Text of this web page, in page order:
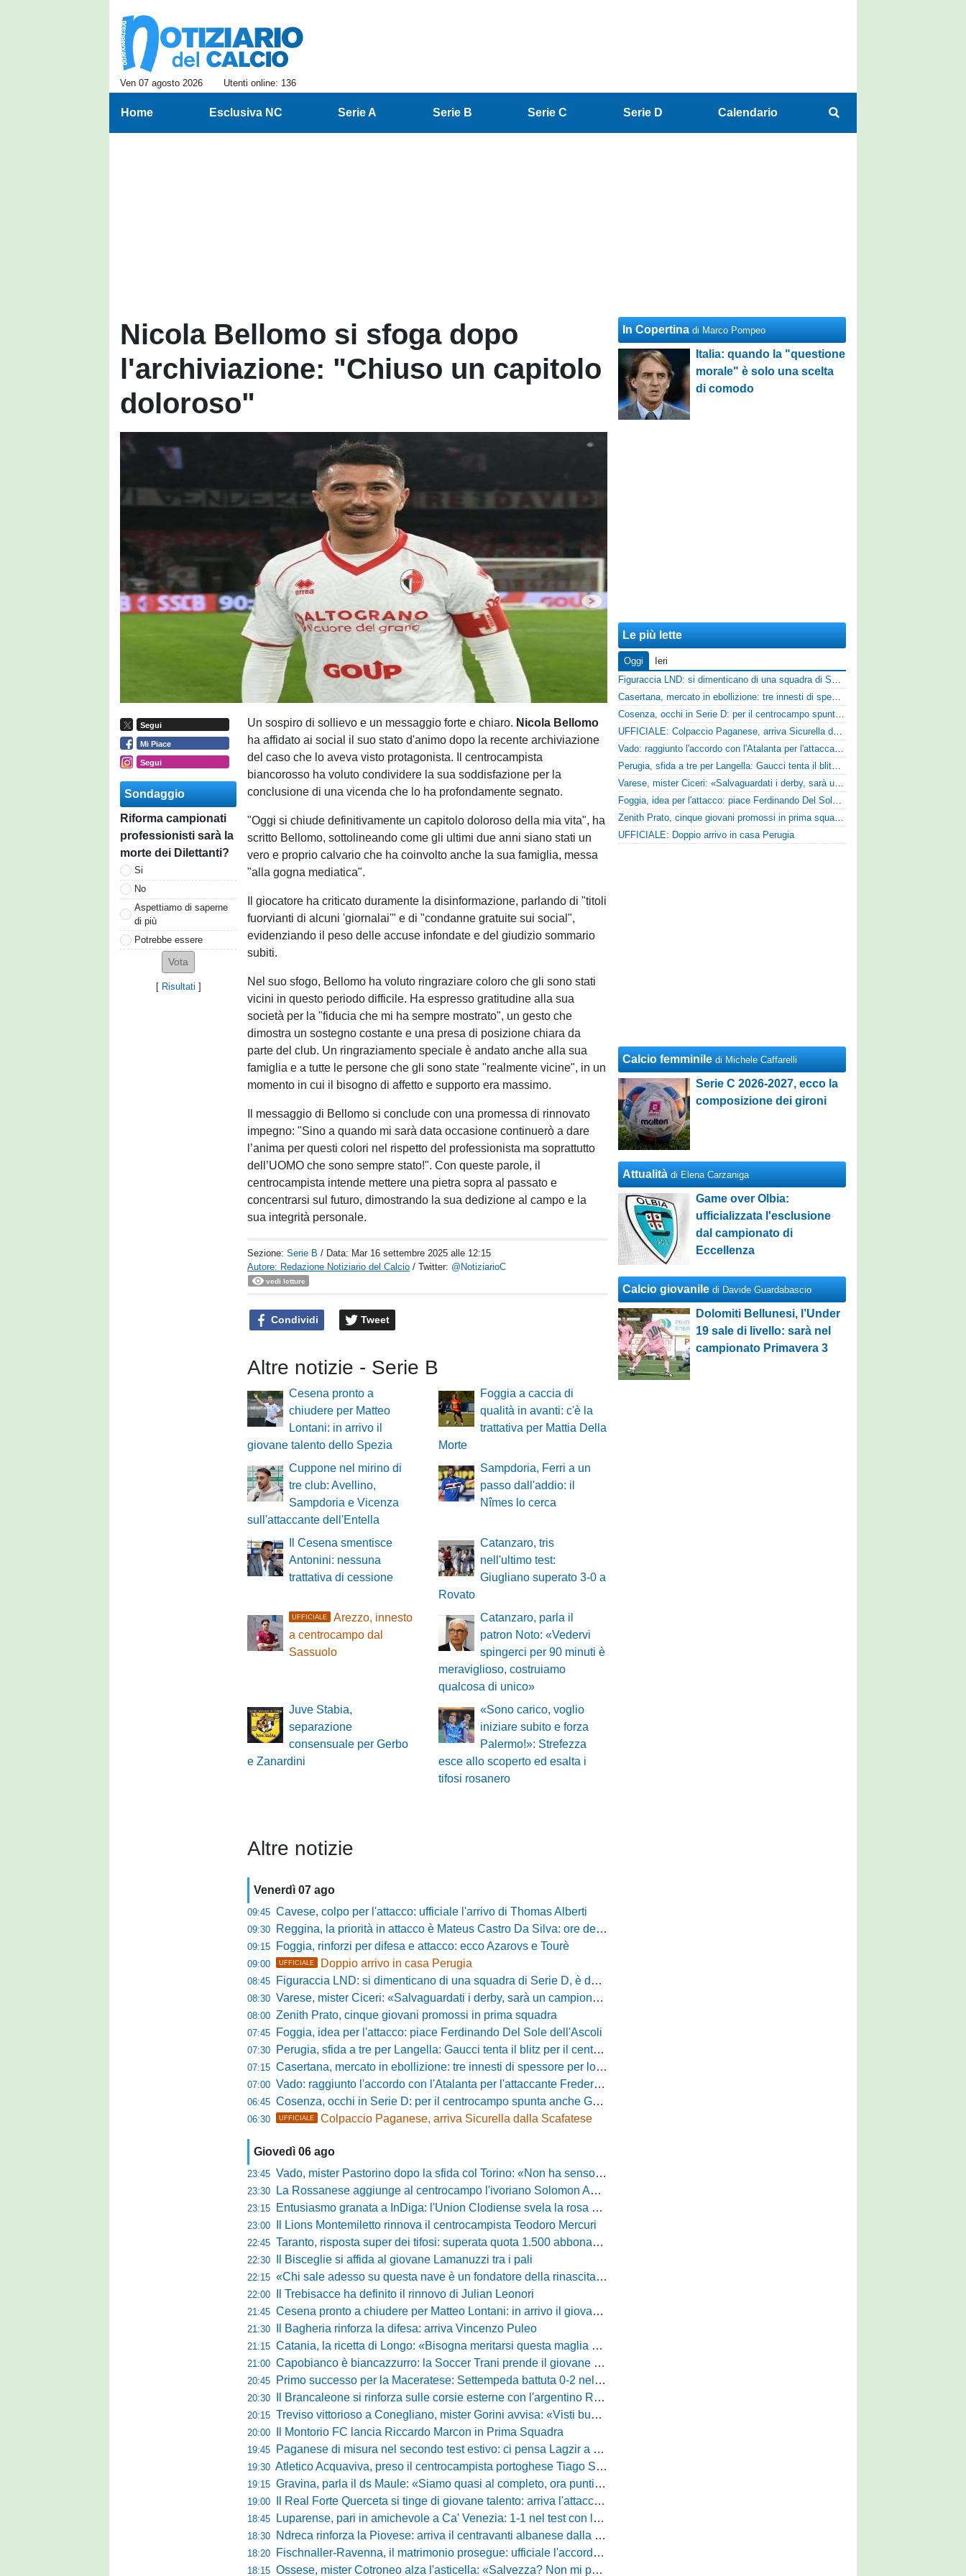
Ven 07 agosto 2026 Utenti online: 136
Home Esclusiva NC Serie A Serie B Serie C Serie D Calendario
Nicola Bellomo si sfoga dopo
l'archiviazione: "Chiuso un capitolo
doloroso"
Segui
Mi Piace
Segui
Sondaggio
Riforma campionati
professionisti sarà la
morte dei Dilettanti?
Si
No
Aspettiamo di saperne
di più
Potrebbe essere
[ Risultati ]
Un sospiro di sollievo e un messaggio forte e chiaro. Nicola Bellomo
ha affidato ai social il suo stato d'animo dopo la recente archiviazione
del caso che lo aveva visto protagonista. Il centrocampista
biancorosso ha voluto condividere la sua soddisfazione per la
conclusione di una vicenda che lo ha profondamente segnato.
"Oggi si chiude definitivamente un capitolo doloroso della mia vita", ha
scritto Bellomo, sottolineando come gli ultimi due anni siano stati un
vero e proprio calvario che ha coinvolto anche la sua famiglia, messa
"alla gogna mediatica".
Il giocatore ha criticato duramente la disinformazione, parlando di "titoli
fuorvianti di alcuni 'giornalai'" e di "condanne gratuite sui social",
evidenziando il peso delle accuse infondate e del giudizio sommario
subiti.
Nel suo sfogo, Bellomo ha voluto ringraziare coloro che gli sono stati
vicini in questo periodo difficile. Ha espresso gratitudine alla sua
società per la "fiducia che mi ha sempre mostrato", un gesto che
dimostra un sostegno costante e una presa di posizione chiara da
parte del club. Un ringraziamento speciale è andato anche alla sua
famiglia e a tutte le persone che gli sono state "realmente vicine", in un
momento in cui il bisogno di affetto e supporto era massimo.
Il messaggio di Bellomo si conclude con una promessa di rinnovato
impegno: "Sino a quando mi sarà data occasione continuerò a dare
l’anima per questi colori nel rispetto del professionista ma soprattutto
dell’UOMO che sono sempre stato!". Con queste parole, il
centrocampista intende mettere una pietra sopra al passato e
concentrarsi sul futuro, dimostrando la sua dedizione al campo e la
sua integrità personale.
Sezione:Serie B / Data: Mar 16 settembre 2025 alle 12:15
Autore: Redazione Notiziario del Calcio / Twitter: @NotiziarioC
vedi letture
Condividi Tweet
Altre notizie - Serie B
Cesena pronto a
chiudere per Matteo
Lontani: in arrivo il
giovane talento dello Spezia
Foggia a caccia di
qualità in avanti: c'è la
trattativa per Mattia Della
Morte
Cuppone nel mirino di
tre club: Avellino,
Sampdoria e Vicenza
sull'attaccante dell'Entella
Sampdoria, Ferri a un
passo dall'addio: il
Nîmes lo cerca
Il Cesena smentisce
Antonini: nessuna
trattativa di cessione
Catanzaro, tris
nell'ultimo test:
Giugliano superato 3-0 a
Rovato
UFFICIALE
Arezzo, innesto
a centrocampo dal
Sassuolo
Catanzaro, parla il
patron Noto: «Vedervi
spingerci per 90 minuti è
meraviglioso, costruiamo
qualcosa di unico»
Juve Stabia,
separazione
consensuale per Gerbo
e Zanardini
«Sono carico, voglio
iniziare subito e forza
Palermo!»: Strefezza
esce allo scoperto ed esalta i
tifosi rosanero
Altre notizie
Venerdì 07 ago
09:45 Cavese, colpo per l'attacco: ufficiale l'arrivo di Thomas Alberti
09:30 Reggina, la priorità in attacco è Mateus Castro Da Silva: ore decisive per la fumata bianca
09:15 Foggia, rinforzi per difesa e attacco: ecco Azarovs e Tourè
09:00 UFFICIALE Doppio arrivo in casa Perugia
08:45 Figuraccia LND: si dimenticano di una squadra di Serie D, è da rifare il programma Coppa Italia
08:30 Varese, mister Ciceri: «Salvaguardati i derby, sarà un campionato avvincente»
08:00 Zenith Prato, cinque giovani promossi in prima squadra
07:45 Foggia, idea per l'attacco: piace Ferdinando Del Sole dell'Ascoli
07:30 Perugia, sfida a tre per Langella: Gaucci tenta il blitz per il centrocampista del Cosenza
07:15 Casertana, mercato in ebollizione: tre innesti di spessore per lo scacchiere di Vinicio Espinal
07:00 Vado: raggiunto l'accordo con l'Atalanta per l'attaccante Frederick Samuel Ndongue
06:45 Cosenza, occhi in Serie D: per il centrocampo spunta anche Gerardo Di Gilio
06:30 UFFICIALE Colpaccio Paganese, arriva Sicurella dalla Scafatese
Giovedì 06 ago
23:45 Vado, mister Pastorino dopo la sfida col Torino: «Non ha senso chiudersi e fare le barricate»
23:30 La Rossanese aggiunge al centrocampo l'ivoriano Solomon Andrews Manu
23:15 Entusiasmo granata a InDiga: l'Union Clodiense svela la rosa per la nuova annata
23:00 Il Lions Montemiletto rinnova il centrocampista Teodoro Mercuri
22:45 Taranto, risposta super dei tifosi: superata quota 1.500 abbonamenti
22:30 Il Bisceglie si affida al giovane Lamanuzzi tra i pali
22:15 «Chi sale adesso su questa nave è un fondatore della rinascita»: Davis carica l'ambiente Messina
22:00 Il Trebisacce ha definito il rinnovo di Julian Leonori
21:45 Cesena pronto a chiudere per Matteo Lontani: in arrivo il giovane talento dello Spezia
21:30 Il Bagheria rinforza la difesa: arriva Vincenzo Puleo
21:15 Catania, la ricetta di Longo: «Bisogna meritarsi questa maglia ogni singolo giorno»
21:00 Capobianco è biancazzurro: la Soccer Trani prende il giovane attaccante ex Monopoli
20:45 Primo successo per la Maceratese: Settempeda battuta 0-2 nella ripresa
20:30 Il Brancaleone si rinforza sulle corsie esterne con l'argentino Rotela
20:15 Treviso vittorioso a Conegliano, mister Gorini avvisa: «Visti buoni spunti, ma c'è ancora tanto da lavorare»
20:00 Il Montorio FC lancia Riccardo Marcon in Prima Squadra
19:45 Paganese di misura nel secondo test estivo: ci pensa Lagzir a piegare l'Equipe Campania
19:30 Atletico Acquaviva, preso il centrocampista portoghese Tiago Santos
19:15 Gravina, parla il ds Maule: «Siamo quasi al completo, ora puntiamo sugli esterni d'attacco»
19:00 Il Real Forte Querceta si tinge di giovane talento: arriva l'attaccante Lucchesi
18:45 Luparense, pari in amichevole a Ca' Venezia: 1-1 nel test con la Primavera lagunare
18:30 Ndreca rinforza la Piovese: arriva il centravanti albanese dalla serie D
18:20 Fischnaller-Ravenna, il matrimonio prosegue: ufficiale l'accordo quinquennale per l'attacco
18:15 Ossese, mister Cotroneo alza l'asticella: «Salvezza? Non mi pongo limiti, voglio vincere più partite possibile»
In Copertina di Marco Pompeo
Italia: quando la "questione
morale" è solo una scelta
di comodo
Le più lette
Oggi
Ieri
Figuraccia LND: si dimenticano di una squadra di Serie D, è da rifare il programma Coppa Italia
Casertana, mercato in ebollizione: tre innesti di spessore per lo scacchiere di Vinicio Espinal
Cosenza, occhi in Serie D: per il centrocampo spunta anche Gerardo Di Gilio
UFFICIALE: Colpaccio Paganese, arriva Sicurella dalla Scafatese
Vado: raggiunto l'accordo con l'Atalanta per l'attaccante Frederick Samuel Ndongue
Perugia, sfida a tre per Langella: Gaucci tenta il blitz per il centrocampista del Cosenza
Varese, mister Ciceri: «Salvaguardati i derby, sarà un campionato avvincente»
Foggia, idea per l'attacco: piace Ferdinando Del Sole dell'Ascoli
Zenith Prato, cinque giovani promossi in prima squadra
UFFICIALE: Doppio arrivo in casa Perugia
Calcio femminile di Michele Caffarelli
Serie C 2026-2027, ecco la
composizione dei gironi
Attualità di Elena Carzaniga
Game over Olbia:
ufficializzata l'esclusione
dal campionato di
Eccellenza
Calcio giovanile di Davide Guardabascio
Dolomiti Bellunesi, l’Under
19 sale di livello: sarà nel
campionato Primavera 3